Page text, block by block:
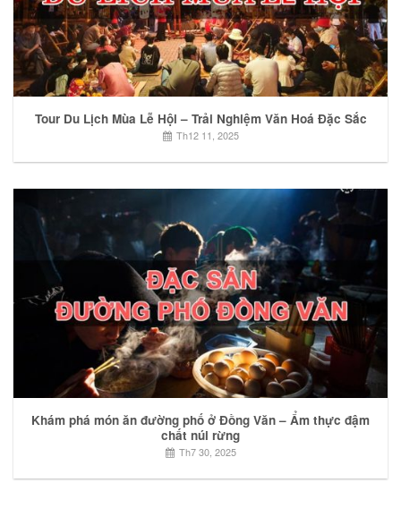
Tour Du Lịch Mùa Lễ Hội – Trải Nghiệm Văn Hoá Đặc Sắc
Th12 11, 2025
Khám phá món ăn đường phố ở Đồng Văn – Ẩm thực đậm
chất núi rừng
Th7 30, 2025